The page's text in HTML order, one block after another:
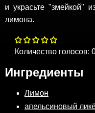
и украсьте "змейкой"
лимона.
Количество голосов:
Ингредиенты
Лимон
апельсиновый